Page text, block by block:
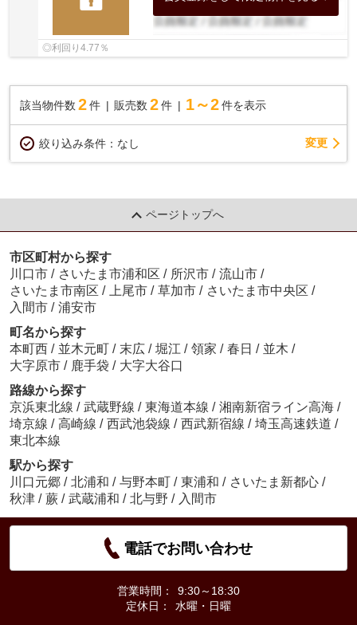
◎利回り4.77％
該当物件数 2件 販売数 2 件 1～2 件を表示
絞り込み条件： なし 変更
ページトップへ
市区町村から探す
川口市 / さいたま市浦和区 / 所沢市 / 流山市 /
さいたま市南区 / 上尾市 / 草加市 / さいたま市中央区 /
入間市 / 浦安市
町名から探す
本町西 / 並木元町 / 末広 / 堀江 / 領家 / 春日 / 並木 /
大字原市 / 鹿手袋 / 大字大谷口
路線から探す
京浜東北線 / 武蔵野線 / 東海道本線 / 湘南新宿ライン高海 /
埼京線 / 高崎線 / 西武池袋線 / 西武新宿線 / 埼玉高速鉄道 /
東北本線
駅から探す
川口元郷 / 北浦和 / 与野本町 / 東浦和 / さいたま新都心 /
秋津 / 蕨 / 武蔵浦和 / 北与野 / 入間市
電話でお問い合わせ
営業時間：
9:30～18:30
定休日：
水曜・日曜